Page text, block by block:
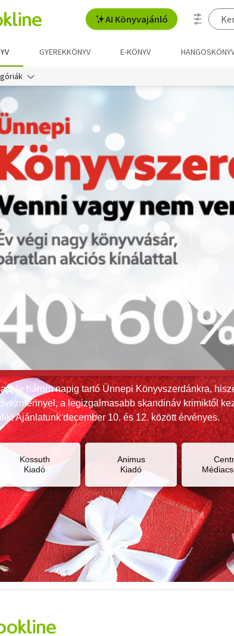
AI Könyvajánló
GYEREKKÖNYV E-KÖNYV
le három napig tartó Ünnepi Könyvszerdánkra,
a legizgalmasabb skandináv krimiktől
Ajánlatunk december 10. és 12. között érvényes.
Kossuth
Kiadó
Animus
Kiadó